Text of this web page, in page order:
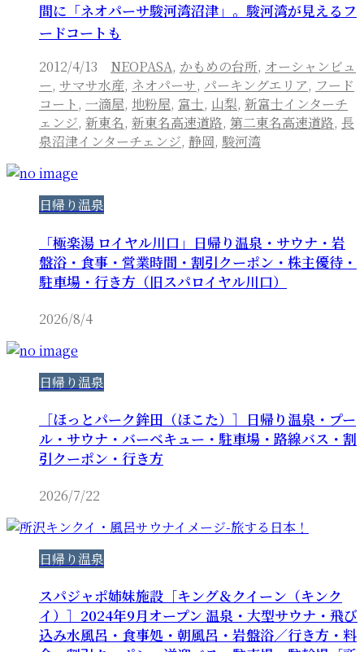
間に「ネオパーサ駿河湾沼津」。駿河湾が見えるフ
ードコートも
2012/4/13 NEOPASA, かもめの台所, オーシャンビュ
ー, サマサ水産, ネオパーサ, パーキングエリア, フード
コート , 一滴屋, 地粉屋, 富士, 山梨, 新富士インターチ
ェンジ, 新東名, 新東名高速道路, 第二東名高速道路, 長
泉沼津インターチェンジ, 静岡, 駿河湾
日帰り温泉
「極楽湯 ロイヤル川口」日帰り温泉・サウナ・岩
盤浴・食事・営業時間・割引クーポン・株主優待・
駐車場・行き方（旧スパロイヤル川口）
2026/8/4
日帰り温泉
［ほっとパーク鉾田（ほこた）］日帰り温泉・プー
ル・サウナ・バーベキュー・駐車場・路線バス・割
引クーポン・行き方
2026/7/22
日帰り温泉
スパジャポ姉妹施設［キング＆クイーン（キンク
イ）］2024年9月オープン 温泉・大型サウナ・飛び
込み水風呂・食事処・朝風呂・岩盤浴／行き方・料